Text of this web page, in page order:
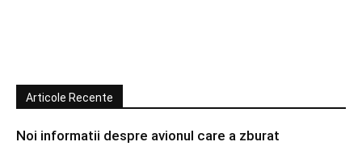
Articole Recente
Noi informatii despre avionul care a zburat